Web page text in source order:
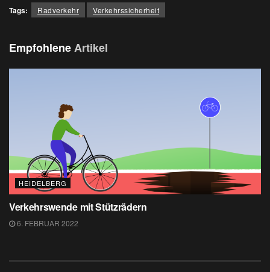
Tags: Radverkehr Verkehrssicherheit
EmpfohleneArtikel
HEIDELBERG
Verkehrswende mit Stützrädern
6. FEBRUAR 2022